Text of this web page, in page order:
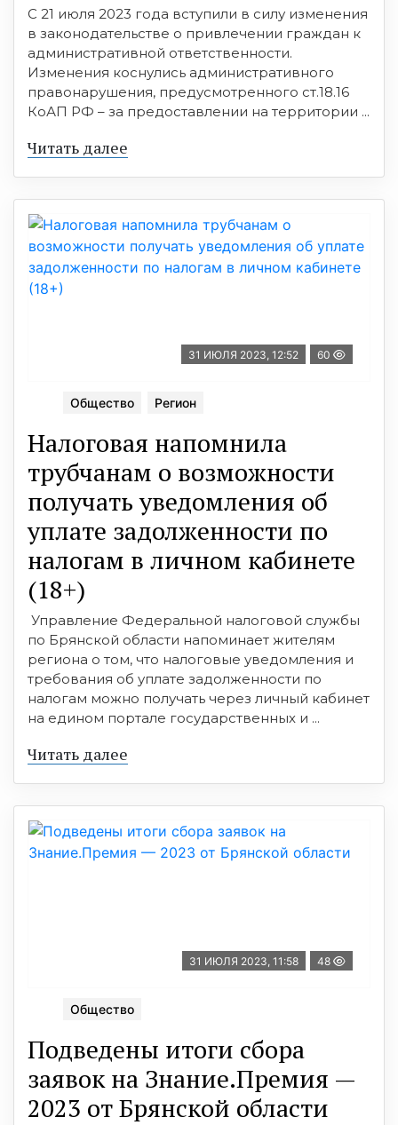
С 21 июля 2023 года вступили в силу изменения
в законодательстве о привлечении граждан к
административной ответственности.
Изменения коснулись административного
правонарушения, предусмотренного ст.18.16
КоАП РФ – за предоставлении на территории ...
Читать далее
31 ИЮЛЯ 2023, 12:52 60
Общество Регион
Налоговая напомнила
трубчанам о возможности
получать уведомления об
уплате задолженности по
налогам в личном кабинете
(18+)
Управление Федеральной налоговой службы
по Брянской области напоминает жителям
региона о том, что налоговые уведомления и
требования об уплате задолженности по
налогам можно получать через личный кабинет
на едином портале государственных и ...
Читать далее
31 ИЮЛЯ 2023, 11:58 48
Общество
Подведены итоги сбора
заявок на Знание.Премия —
2023 от Брянской области